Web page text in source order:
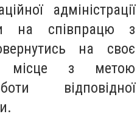
адміністрації
на співпрацю з
на своє
місце з метою
відповідної